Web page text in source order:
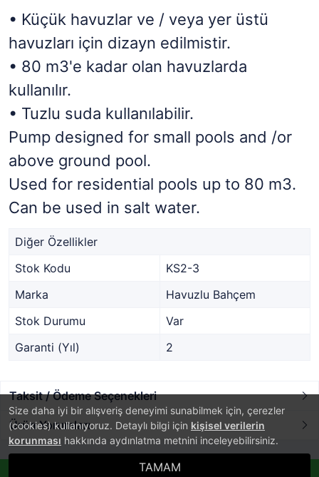
Size daha iyi bir alışveriş deneyimi sunabilmek için, çerezler
(cookies) kullanıyoruz. Detaylı bilgi için kişisel verilerin
korunması hakkında aydınlatma metnini inceleyebilirsiniz.
TAMAM
• Küçük havuzlar ve / veya yer üstü
havuzları için dizayn edilmistir.
• 80 m3'e kadar olan havuzlarda
kullanılır.
• Tuzlu suda kullanılabilir.
Pump designed for small pools and /or
above ground pool.
Used for residential pools up to 80 m3.
Can be used in salt water.
Diğer Özellikler
Stok Kodu
KS2-3
Marka
Havuzlu Bahçem
Stok Durumu
Var
Garanti (Yıl)
2
Taksit / Ödeme Seçenekleri
Ürün Yorumları
E-Ticaret Sistemi
Whatsappla Sipariş Ver!